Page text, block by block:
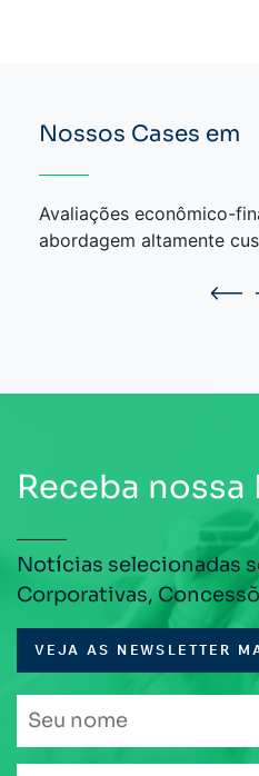
Nossos Cases em
Avaliações econômico-
abordagem altamente
Receba
Notícias selecionadas
Corporativas,
VEJA AS NEWSLETTER